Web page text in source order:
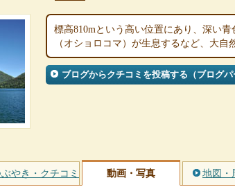
標高810mという高い位置にあり、深い
（オショロコマ）が生息するなど、大自
ブログからクチコミを投稿する（ブログパ
やき・クチコミ 動画・写真 地図・